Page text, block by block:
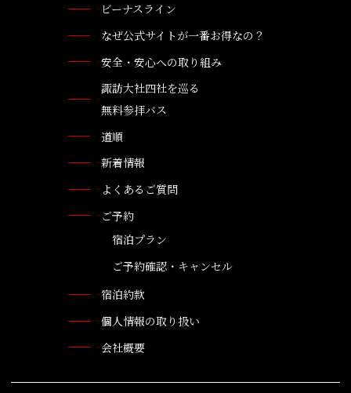
ビーナスライン
なぜ公式サイトが一番お得なの？
安全・安心への取り組み
諏訪大社四社を巡る
無料参拝バス
道順
新着情報
よくあるご質問
ご予約
宿泊プラン
ご予約確認・キャンセル
宿泊約款
個人情報の取り扱い
会社概要